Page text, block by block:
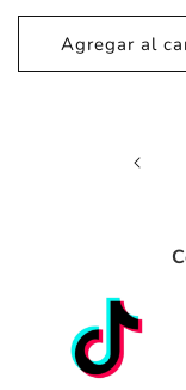
habitual
Agregar al